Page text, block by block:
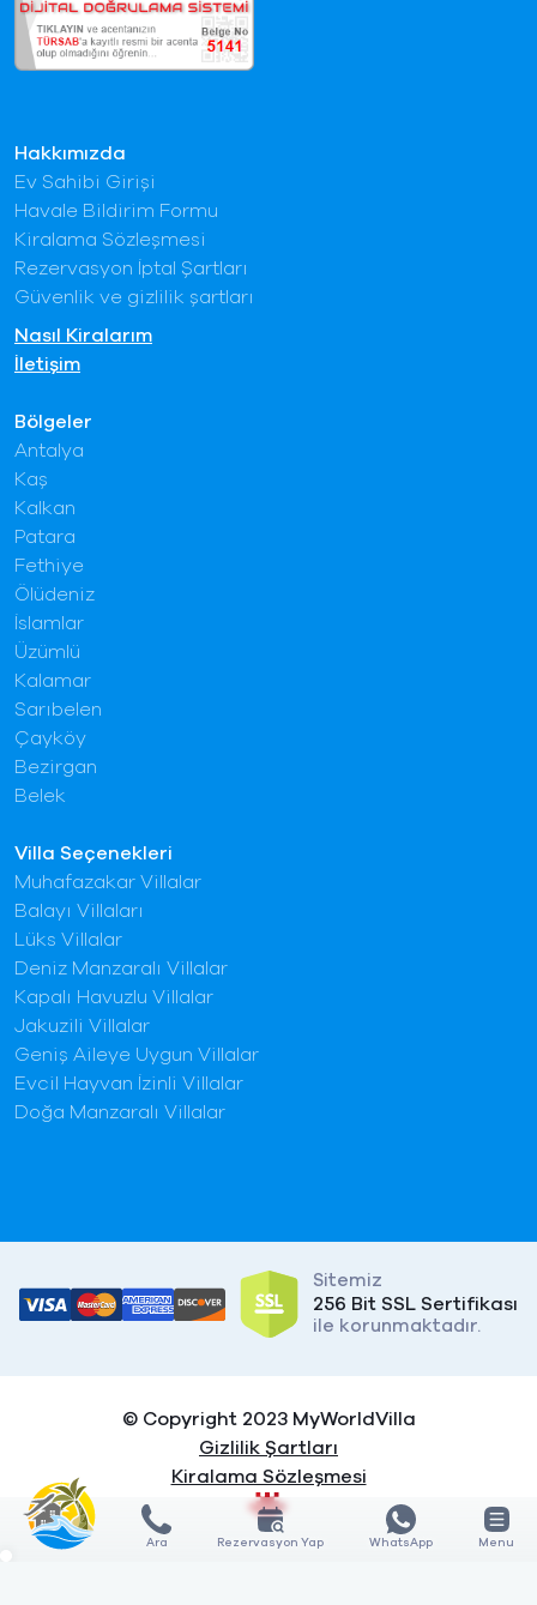
Villa Seçenekleri
Muhafazakar Villalar
Balayı Villaları
Lüks Villalar
Deniz Manzaralı Villalar
Kapalı Havuzlu Villalar
Jakuzili Villalar
Geniş Aileye Uygun Villalar
Evcil Hayvan İzinli Villalar
Doğa Manzaralı Villalar
Bölgeler
Antalya
Kaş
Kalkan
Patara
Fethiye
Ölüdeniz
İslamlar
Üzümlü
Kalamar
Sarıbelen
Çayköy
Bezirgan
Belek
Hakkımızda
Ev Sahibi Girişi
Havale Bildirim Formu
Kiralama Sözleşmesi
Rezervasyon İptal Şartları
Güvenlik ve gizlilik şartları
Nasıl Kiralarım
İletişim
Sitemiz
256 Bit SSL Sertifikası
ile korunmaktadır.
© Copyright 2023 MyWorldVilla
Gizlilik Şartları
Kiralama Sözleşmesi
Ara Rezervasyon Yap WhatsApp Menu